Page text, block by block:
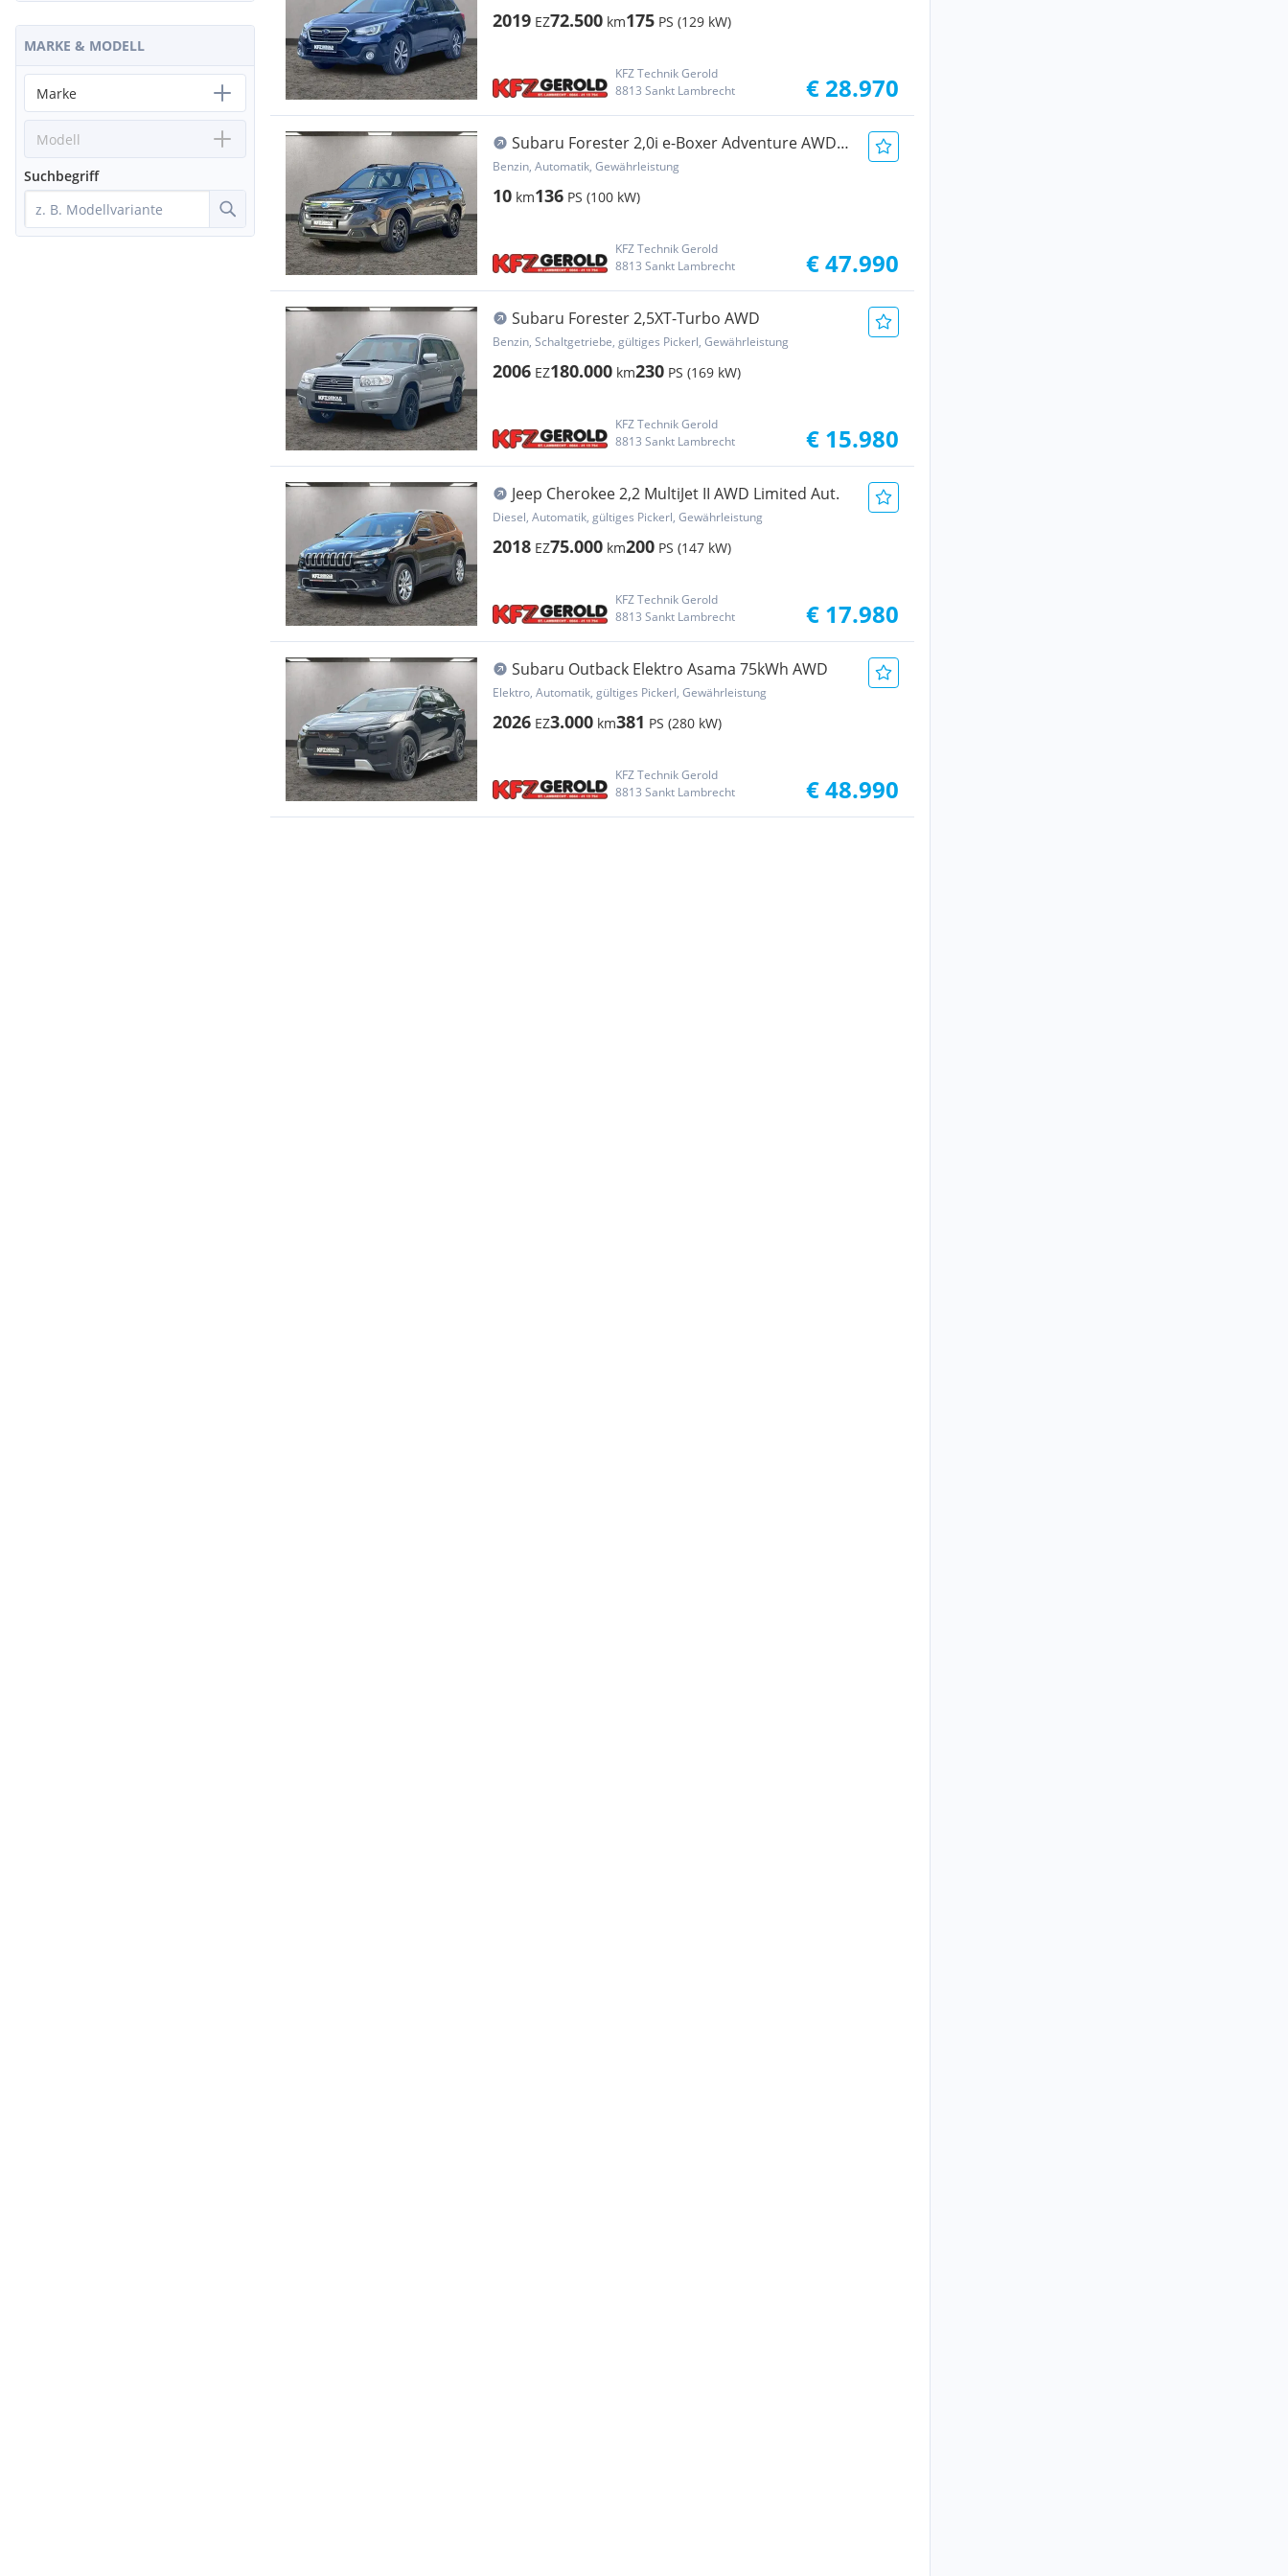
2019 EZ72.500 km175 PS (129 kW)
KFZ Technik Gerold
8813 Sankt Lambrecht
€ 28.970
Subaru Forester 2,0i e-Boxer Adventure AWD
Aut. inkl. ...
Benzin, Automatik, Gewährleistung
10 km136 PS (100 kW)
KFZ Technik Gerold
8813 Sankt Lambrecht
€ 47.990
Subaru Forester 2,5XT-Turbo AWD
Benzin, Schaltgetriebe, gültiges Pickerl, Gewährleistung
2006 EZ180.000 km230 PS (169 kW)
KFZ Technik Gerold
8813 Sankt Lambrecht
€ 15.980
Jeep Cherokee 2,2 MultiJet II AWD Limited Aut.
Diesel, Automatik, gültiges Pickerl, Gewährleistung
2018 EZ75.000 km200 PS (147 kW)
KFZ Technik Gerold
8813 Sankt Lambrecht
€ 17.980
Subaru Outback Elektro Asama 75kWh AWD
Elektro, Automatik, gültiges Pickerl, Gewährleistung
2026 EZ3.000 km381 PS (280 kW)
KFZ Technik Gerold
8813 Sankt Lambrecht
€ 48.990
MARKE & MODELL
Marke
Modell
Suchbegriff